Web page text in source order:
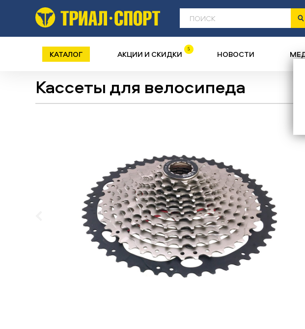
КАТАЛОГ АКЦИИ И СКИДКИ 5 НОВОСТИ
Кассеты для велосипеда